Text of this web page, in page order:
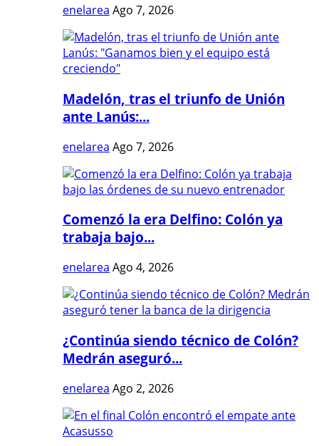
enelarea Ago 7, 2026
Madelón, tras el triunfo de Unión
ante Lanús:...
enelarea Ago 7, 2026
Comenzó la era Delfino: Colón ya
trabaja bajo...
enelarea Ago 4, 2026
¿Continúa siendo técnico de Colón?
Medrán aseguró...
enelarea Ago 2, 2026